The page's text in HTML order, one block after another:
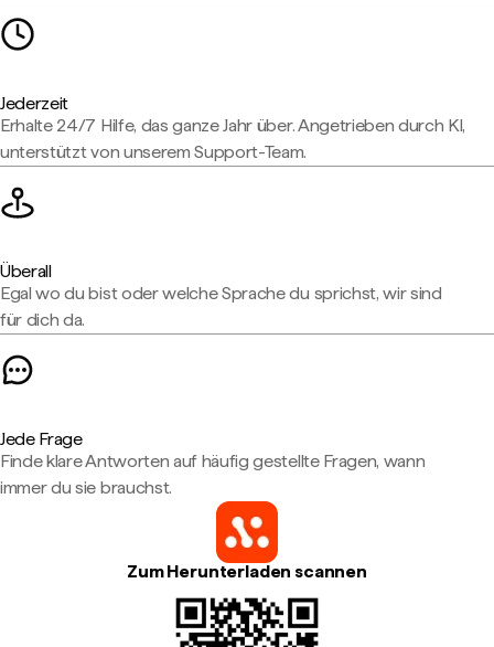
Jederzeit
Erhalte 24/7 Hilfe, das ganze Jahr über. Angetrieben durch KI,
unterstützt von unserem Support-Team.
Überall
Egal wo du bist oder welche Sprache du sprichst, wir sind
für dich da.
Jede Frage
Finde klare Antworten auf häufig gestellte Fragen, wann
immer du sie brauchst.
Zum Herunterladen scannen